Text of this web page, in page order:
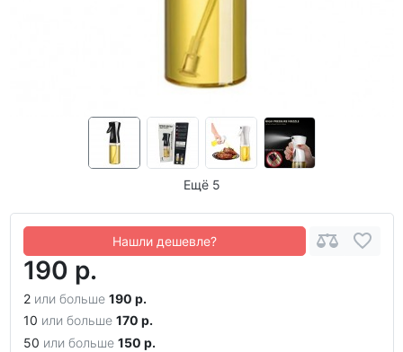
Ещё 5
Нашли дешевле?
190 р.
2 или больше 190 р.
10 или больше 170 р.
50 или больше 150 р.